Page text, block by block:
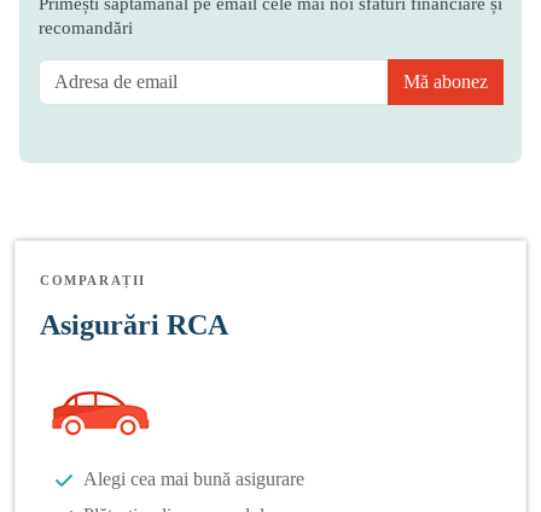
recomandări
Mă abonez
COMPARAȚII
Asigurări RCA
Alegi cea mai bună asigurare